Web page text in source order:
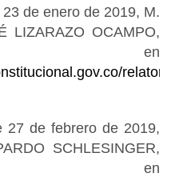
de enero de 2019, M.
LIZARAZO OCAMPO,
en
relatoria/
27 de febrero de 2019,
SCHLESINGER,
en